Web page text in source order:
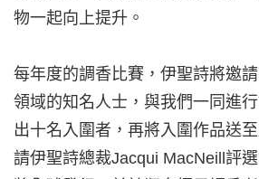
物一起向上提升。
每年度的調香比賽，伊聖詩將邀
領域的知名人士，與我們一同進
出十名入圍者，再將入圍作品送
請伊聖詩總裁Jacqui MacNeill評